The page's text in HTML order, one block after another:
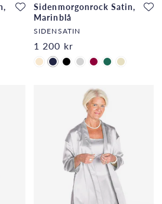
Sidenmorgonrock Satin,
Marinblå
SIDENSATIN
1 200 kr